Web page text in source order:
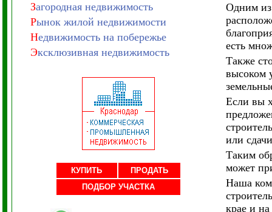
Загородная недвижимость
Рынок жилой недвижимости
Недвижимость на побережье
Эксклюзивная недвижимость
КУПИТЬ
ПРОДАТЬ
ПОДБОР УЧАСТКА
Одним из
есть
Также
высоком
Если вы
или
Таким
может
Наша
крае и